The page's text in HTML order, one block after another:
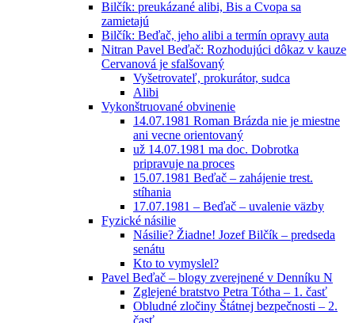
Bilčík: preukázané alibi, Bis a Cvopa sa
zamietajú
Bilčík: Beďač, jeho alibi a termín opravy auta
Nitran Pavel Beďač: Rozhodujúci dôkaz v kauze
Cervanová je sfalšovaný
Vyšetrovateľ, prokurátor, sudca
Alibi
Vykonštruované obvinenie
14.07.1981 Roman Brázda nie je miestne
ani vecne orientovaný
už 14.07.1981 ma doc. Dobrotka
pripravuje na proces
15.07.1981 Beďač – zahájenie trest.
stíhania
17.07.1981 – Beďač – uvalenie väzby
Fyzické násilie
Násilie? Žiadne! Jozef Bilčík – predseda
senátu
Kto to vymyslel?
Pavel Beďač – blogy zverejnené v Denníku N
Zglejené bratstvo Petra Tótha – 1. časť
Obludné zločiny Štátnej bezpečnosti – 2.
časť